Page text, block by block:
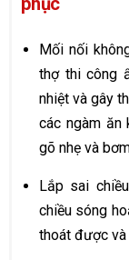
Mối nối
thợ thi công
nhiệt và gây
các ngàm ăn
gõ nhẹ và
Lắp sai
chiều sóng
thoát được và